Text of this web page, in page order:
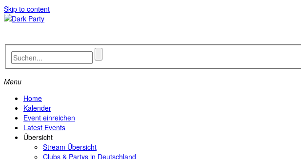
Skip to content
Menu
Home
Kalender
Event einreichen
Latest Events
Übersicht
Stream Übersicht
Clubs & Partys in Deutschland